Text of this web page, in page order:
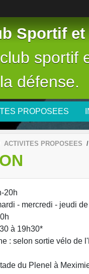
Sportif
sportif
défense.
PROPOSEES
ACTIVITES PROPOSEES
20h
- mercredi - jeudi
à 19h30*
: selon sortie vélo de
du Plenel à